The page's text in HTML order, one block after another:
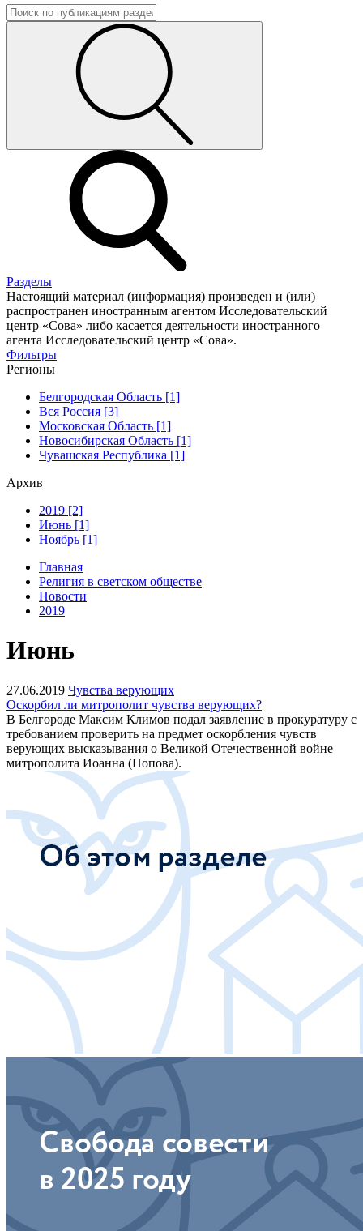
Разделы
Настоящий материал (информация) произведен и (или)
распространен иностранным агентом Исследовательский
центр «Сова» либо касается деятельности иностранного
агента Исследовательский центр «Сова».
Фильтры
Регионы
Белгородская Область [1]
Вся Россия [3]
Московская Область [1]
Новосибирская Область [1]
Чувашская Республика [1]
Архив
2019 [2]
Июнь [1]
Ноябрь [1]
Главная
Религия в светском обществе
Новости
2019
Июнь
27.06.2019 Чувства верующих
Оскорбил ли митрополит чувства верующих?
В Белгороде Максим Климов подал заявление в прокуратуру с
требованием проверить на предмет оскорбления чувств
верующих высказывания о Великой Отечественной войне
митрополита Иоанна (Попова).